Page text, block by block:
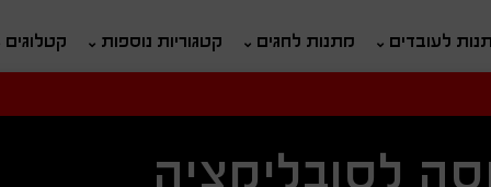
לעובדים מתנות לחגים קטגוריות נוספות קטלוגים
לסובלימציה